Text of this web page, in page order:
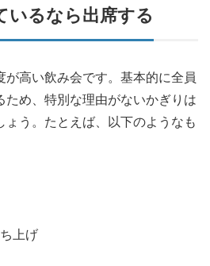
いるなら出席する
が高い飲み会です。基本的に全員
ため、特別な理由がないかぎりは
ょう。たとえば、以下のようなも
上げ